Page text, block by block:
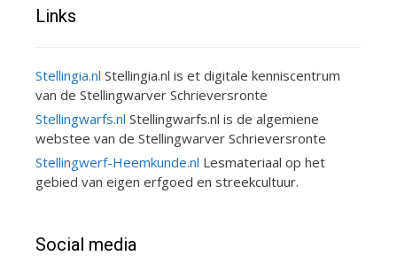
Links
Stellingia.nl Stellingia.nl is et digitale kenniscentrum
van de Stellingwarver Schrieversronte
Stellingwarfs.nl Stellingwarfs.nl is de algemiene
webstee van de Stellingwarver Schrieversronte
Stellingwerf-Heemkunde.nl Lesmateriaal op het
gebied van eigen erfgoed en streekcultuur.
Social media